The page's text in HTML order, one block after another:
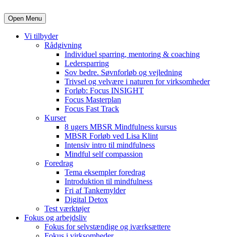
Open Menu
Vi tilbyder
Rådgivning
Individuel sparring, mentoring & coaching
Ledersparring
Sov bedre. Søvnforløb og vejledning
Trivsel og velvære i naturen for virksomheder
Forløb: Focus INSIGHT
Focus Masterplan
Focus Fast Track
Kurser
8 ugers MBSR Mindfulness kursus
MBSR Forløb ved Lisa Klint
Intensiv intro til mindfulness
Mindful self compassion
Foredrag
Tema eksempler foredrag
Introduktion til mindfulness
Fri af Tankemylder
Digital Detox
Test værktøjer
Fokus og arbejdsliv
Fokus for selvstændige og iværksættere